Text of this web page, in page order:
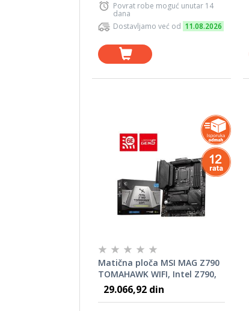
Povrat robe moguć unutar 14
dana
Dostavljamo već od 11.08.2026
Matična ploča MSI MAG Z790
TOMAHAWK WIFI, Intel Z790,
LGA1700, ATX
29.066,92 din